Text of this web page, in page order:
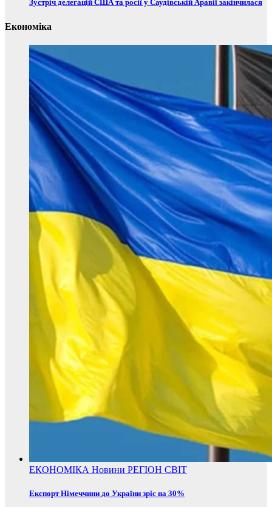
Зустріч делегацій США та росії у Саудівській Аравії закінчилася
Економіка
ЕКОНОМІКА Новини РЕГІОН СВІТ
Експорт Німеччини до України зріс на 30%